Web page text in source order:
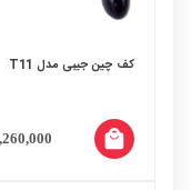
کف چین جیبی مدل T11
local_mall